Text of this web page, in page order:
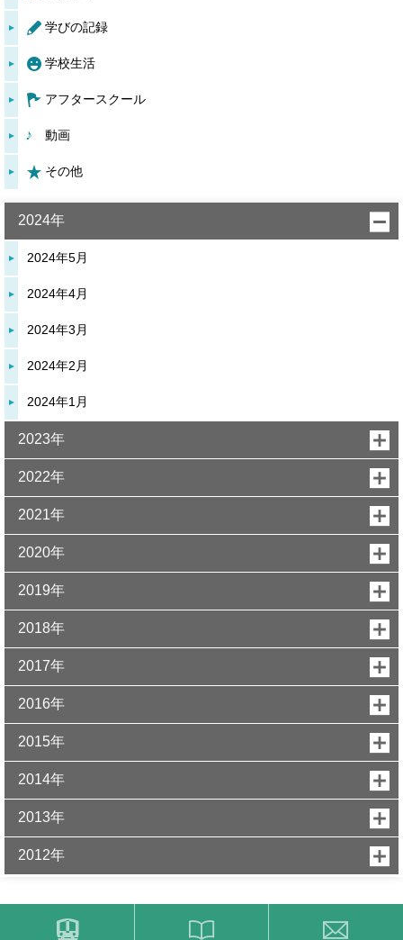
学びの記録
学校生活
アフタースクール
動画
その他
2024年
2024年5月
2024年4月
2024年3月
2024年2月
2024年1月
2023年
2022年
2021年
2020年
2019年
2018年
2017年
2016年
2015年
2014年
2013年
2012年